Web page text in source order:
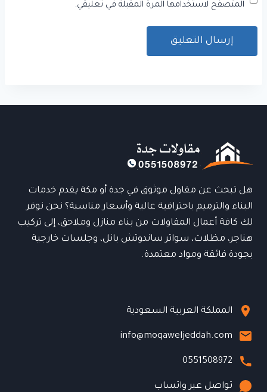
المتصفح لاستخدامها المرة المقبلة في تعليقي.
هل تبحث عن مقاول موثوق في جدة أو مكة يقدم خدمات
البناء والترميم باحترافية عالية وأسعار مناسبة؟ نحن نوفر
لك كافة أعمال المقاولات من بناء منازل وملاحق، إلى تركيب
هناجر، مظلات، سواتر ساندوتش بانل، وجلسات خارجية
بجودة فائقة ومواد معتمدة.
المملكة العربية السعودية
info@moqaweljeddah.com
0551508972
تواصل عبر واتساب